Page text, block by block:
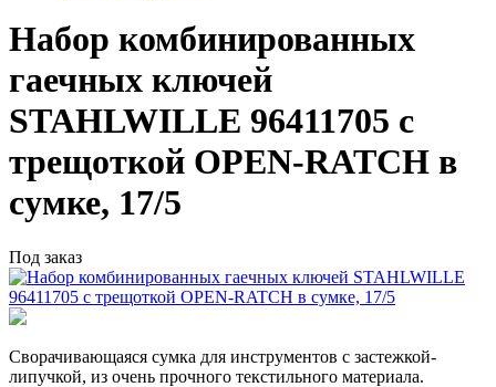
Набор комбинированных
гаечных ключей
STAHLWILLE 96411705 с
трещоткой OPEN-RATCH в
сумке, 17/5
Под заказ
Сворачивающаяся сумка для инструментов с застежкой-
липучкой, из очень прочного текстильного материала.